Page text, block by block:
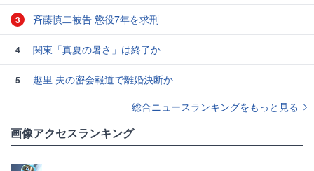
3 斉藤慎二被告 懲役7年を求刑
4 関東「真夏の暑さ」は終了か
5
趣里 夫の密会報道で離婚決断か
総合ニュースランキングをもっと見る
画像アクセスランキング